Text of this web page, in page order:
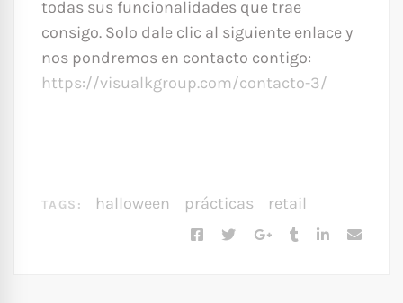
todas sus funcionalidades que trae
consigo. Solo dale clic al siguiente enlace y
nos pondremos en contacto contigo:
https://visualkgroup.com/contacto-3/
TAGS: halloween prácticas retail